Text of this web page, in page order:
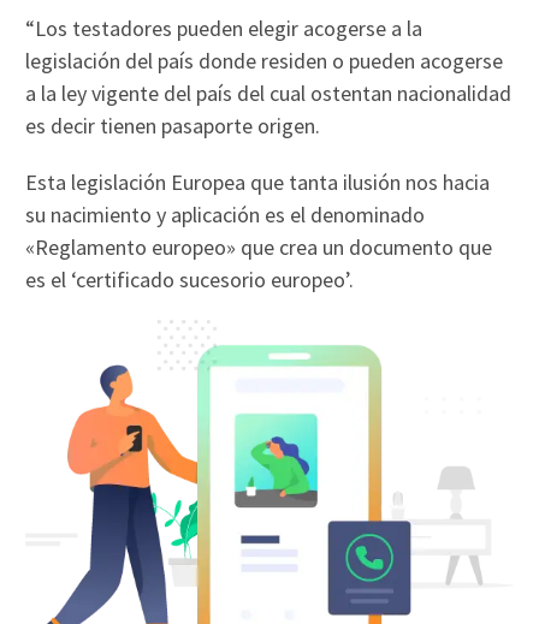
“Los testadores pueden elegir acogerse a la
legislación del país donde residen o pueden acogerse
a la ley vigente del país del cual ostentan nacionalidad
es decir tienen pasaporte origen.
Esta legislación Europea que tanta ilusión nos hacia
su nacimiento y aplicación es el denominado
«Reglamento europeo» que crea un documento que
es el ‘certificado sucesorio europeo’.